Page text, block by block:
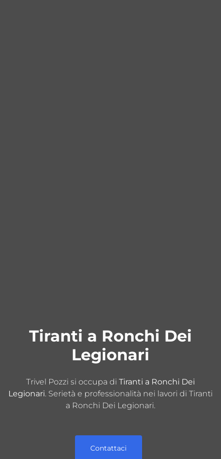
Tiranti a Ronchi Dei
Legionari
Trivel Pozzi si occupa di Tiranti a Ronchi Dei
Legionari. Serietà e professionalità nei lavori di Tiranti
a Ronchi Dei Legionari.
Contattaci